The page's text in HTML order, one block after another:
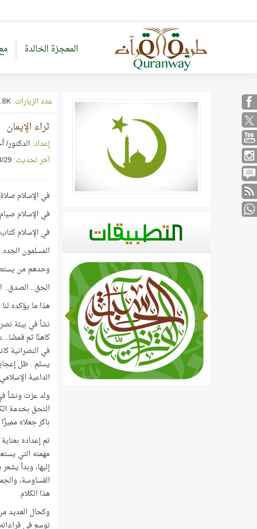
المعجزة الخالدة
عدد الزيارات:
ثراء الإيمان
إعداد: الدكتور/
آخر تحديث: 29‏/03‏/2026 هـ 11-10-1447
في الإسلام
في الإسلام
في الإسلام
المسلمون
وحدهم من
الحق.. الصدق..
هذا ما يؤكده
نشأ في بيئة
كاهنًا ثم قمصًا..
في النصرانية
يسلم.. ظل
الداعية
ولد عزت ونشأ
التحق بخدمة
باكر جعلاه
تم إعداده
مهمته التي
إليها، وبدأ
القساوسة،
هذا الكلام.
وكحال العديد
توسع في